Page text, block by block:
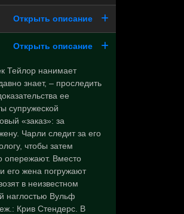
Открыть описание
Открыть описание
Тейлор нанимает
знает, – проследить
ее
супружеской
«заказ»: за
Чарли следит за его
чтобы затем
опережают. Вместо
его жена погружают
в неизвестном
наглостью Вульф
Крив Стендерс. В